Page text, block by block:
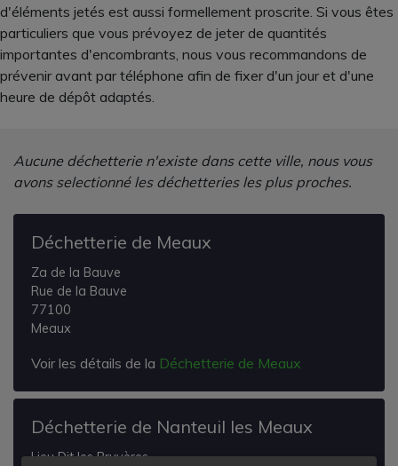
d'éléments jetés est aussi formellement proscrite. Si vous êtes
particuliers que vous prévoyez de jeter de quantités
importantes d'encombrants, nous vous recommandons de
prévenir avant par téléphone afin de fixer d'un jour et d'une
heure de dépôt adaptés.
Aucune déchetterie n'existe dans cette ville, nous vous
avons selectionné les déchetteries les plus proches.
Déchetterie de Meaux
Za de la Bauve
Rue de la Bauve
77100
Meaux
Voir les détails de la Déchetterie de Meaux
Déchetterie de Nanteuil les Meaux
Lieu Dit les Bruyères